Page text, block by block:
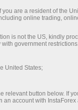
are a resident of the
online trading,
is not the US, kindly
government
United States;
relevant button below. If
account with InstaForex